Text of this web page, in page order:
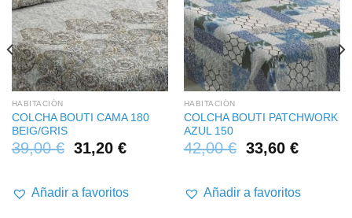
HABITACIÓN
COLCHA BOUTI CAMA 180
BEIG/GRIS
39,00€ 31,20 €
Añadir a favoritos
HABITACIÓN
COLCHA BOUTI PATCHWORK
AZUL 150
42,00€ 33,60 €
Añadir a favoritos